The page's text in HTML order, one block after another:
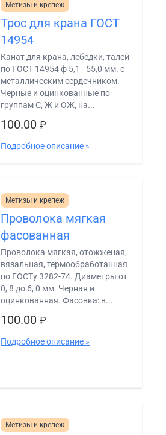
Метизы и крепеж
Трос для крана ГОСТ
14954
Канат для крана, лебедки, талей
по ГОСТ 14954 ф 5,1 - 55,0 мм. с
металлическим сердечником.
Черные и оцинкованные по
группам С, Ж и ОЖ, на...
100.00₽
Подробное описание »
Метизы и крепеж
Проволока мягкая
фасованная
Проволока мягкая, отожженая,
вязальная, термообработанная
по ГОСТу 3282-74. Диаметры от
0, 8 до 6, 0 мм. Черная и
оцинкованная. Фасовка: в...
100.00₽
Подробное описание »
Метизы и крепеж